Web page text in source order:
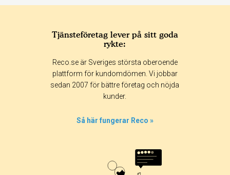
Tjänsteföretag lever på sitt goda
rykte:
Reco.se är Sveriges största oberoende
plattform för kundomdömen. Vi jobbar
sedan 2007 för bättre företag och nöjda
kunder.
Så här fungerar Reco »